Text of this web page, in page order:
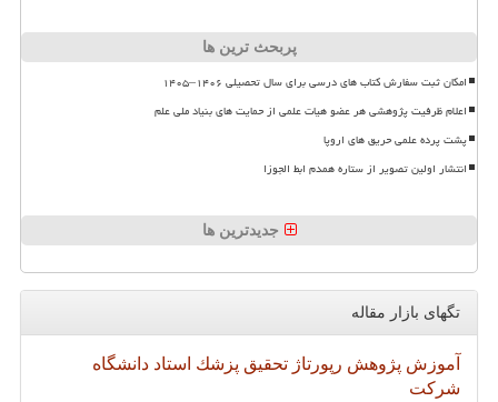
پربحث ترین ها
امکان ثبت سفارش کتاب های درسی برای سال تحصیلی ۱۴۰۶–۱۴۰۵
اعلام ظرفیت پژوهشی هر عضو هیات علمی از حمایت های بنیاد ملی علم
پشت پرده علمی حریق های اروپا
انتشار اولین تصویر از ستاره همدم ابط الجوزا
جدیدترین ها
تگهای بازار مقاله
آموزش پژوهش رپورتاژ تحقیق پزشك استاد دانشگاه
شركت